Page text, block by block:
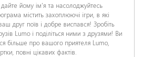
йому ім'я та насолоджуйтесь
містить захоплюючі ігри, в які
друг поїв і добре виспався! Зробіть
Lumo і поділіться ними з друзями! Ви
більше про вашого приятеля Lumo,
повні цікавих фактів.